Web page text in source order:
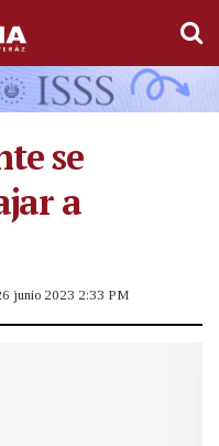
se
a
junio 2023 2:33 PM